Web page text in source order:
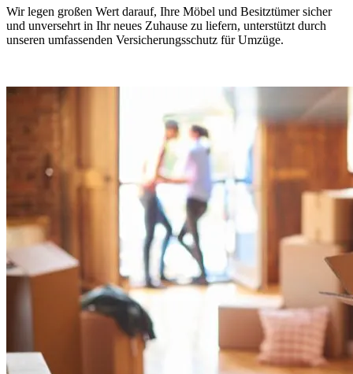
Wir legen großen Wert darauf, Ihre Möbel und Besitztümer sicher
und unversehrt in Ihr neues Zuhause zu liefern, unterstützt durch
unseren umfassenden Versicherungsschutz für Umzüge.